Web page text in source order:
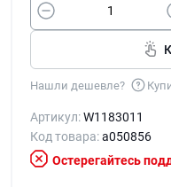
Нашли дешевле?
Артикул:W1183011
Код товара:a050856
Остерегайтесь